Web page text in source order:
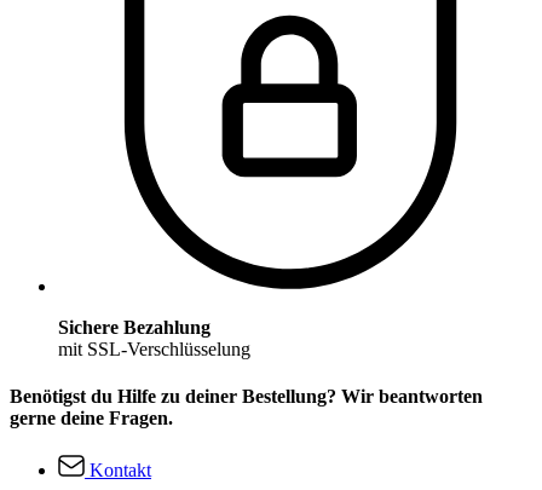
Sichere Bezahlung
mit SSL-Verschlüsselung
Benötigst du Hilfe zu deiner Bestellung? Wir beantworten
gerne deine Fragen.
Kontakt